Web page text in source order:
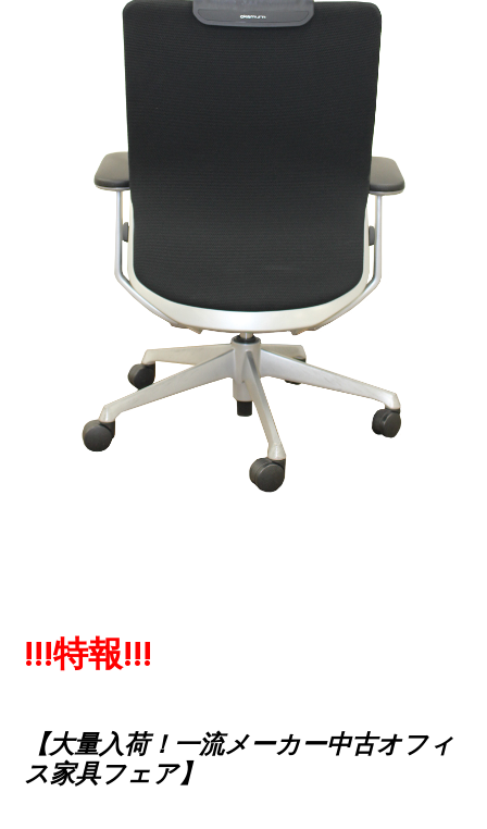
!!!特報!!!
【大量入荷！一流メーカー中古オフィ
ス家具フェア】